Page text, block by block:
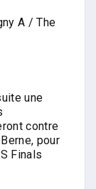
A / The
une
contre
pour
Finals